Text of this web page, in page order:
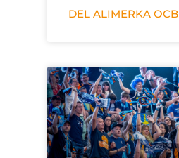
DEL ALIMERKA OCB